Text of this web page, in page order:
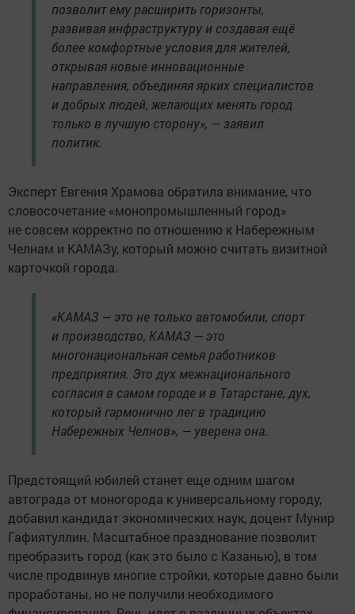
позволит ему расширить горизонты,
развивая инфраструктуру и создавая ещё
более комфортные условия для жителей,
открывая новые инновационные
направления, объединяя ярких специалистов
и добрых людей, желающих менять город
только в лучшую сторону», — заявил
политик.
Эксперт Евгения Храмова обратила внимание, что
словосочетание «монопромышленный город»
не совсем корректно по отношению к Набережным
Челнам и КАМАЗу, который можно считать визитной
карточкой города.
«КАМАЗ — это не только автомобили, спорт
и производство, КАМАЗ — это
многонациональная семья работников
предприятия. Это дух межнационального
согласия в самом городе и в Татарстане, дух,
который гармонично лег в традицию
Набережных Челнов», — уверена она.
Предстоящий юбилей станет еще одним шагом
автограда от моногорода к универсальному городу,
добавил кандидат экономических наук, доцент Мунир
Гафиятуллин. Масштабное празднование позволит
преобразить город (как это было с Казанью), в том
числе продвинув многие стройки, которые давно были
проработаны, но не получили необходимого